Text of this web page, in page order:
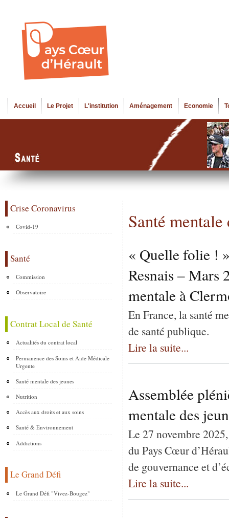
Menu principal
Accueil Le Projet L'institution Aménagement Economie
Crise Coronavirus
Covid-19
Santé
Commission
Observatoire
Contrat Local de Santé
Actualités du contrat local
Permanence des Soins et Aide Médicale
Urgente
Santé mentale des jeunes
Nutrition
Accès aux droits et aux soins
Santé & Environnement
Addictions
Le Grand Défi
Le Grand Défi "Vivez-Bougez"
Santé mentale
« Quelle folie !
Resnais – Mars
mentale à
En France, la santé
de santé publique.
Lire la suite...
Assemblée
mentale des
Le 27 novembre
du Pays Cœur
de gouvernance et
Lire la suite...